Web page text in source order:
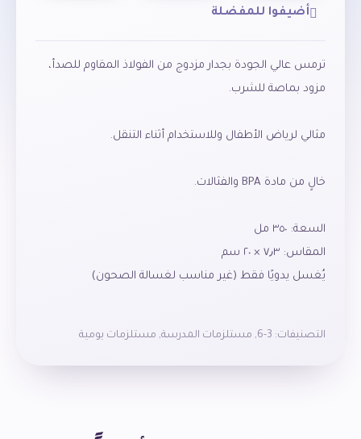
أضيفوا للمفضلة
ترمس عالي الجودة بجدار مزدوج من الفولاذ المقاوم للصدأ،
التصنيفات: 3-6
, مستلزمات المدرسة, مستلزمات يومية